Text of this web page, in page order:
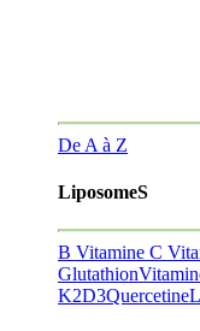
De A à Z
LiposomeS
B Vitamine C
Glutathion
K2D3Quercetine